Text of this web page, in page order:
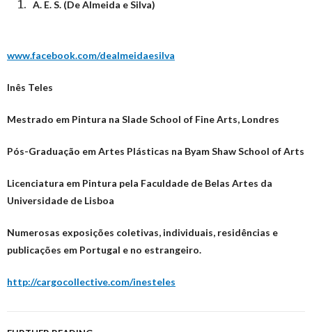
A. E. S. (De Almeida e Silva)
www.facebook.com/dealmeidaesilva
Inês Teles
Mestrado em Pintura na Slade School of Fine Arts, Londres
Pós-Graduação em Artes Plásticas na Byam Shaw School of Arts
Licenciatura em Pintura pela Faculdade de Belas Artes da
Universidade de Lisboa
Numerosas exposições coletivas, individuais, residências e
publicações em Portugal e no estrangeiro.
http://cargocollective.com/inesteles